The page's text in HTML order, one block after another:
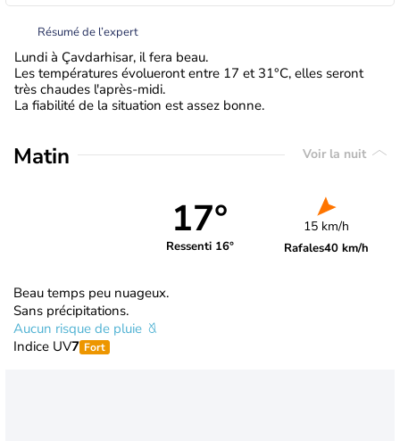
Résumé de l’expert
Lundi à Çavdarhisar, il fera beau.
Les températures évolueront entre 17 et 31°C, elles seront
très chaudes l'après-midi.
La fiabilité de la situation est assez bonne.
Matin Voir la nuit
17°
Ressenti 16°
15 km/h
Rafales40 km/h
Beau temps peu nuageux.
Sans précipitations.
Aucun risque de pluie
Indice UV7 Fort